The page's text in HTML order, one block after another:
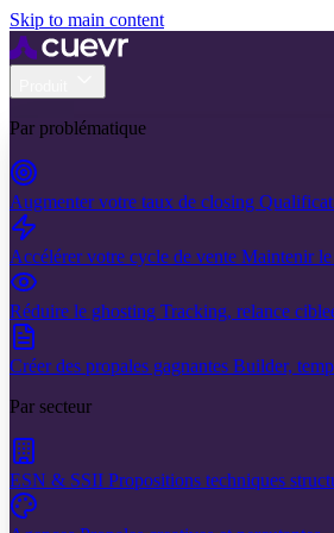
Skip to main content
Par problématique
Augmenter votre taux de closing
Accélérer votre cycle de vente Maintenir
Réduire le ghosting Tracking, relance
Créer des propales gagnantes Builder,
Par secteur
ESN & SSII Propositions techniques